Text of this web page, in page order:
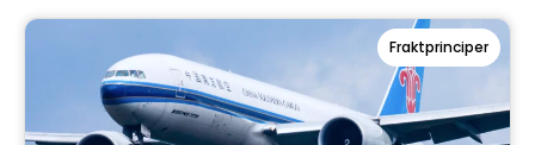
Fraktprinciper